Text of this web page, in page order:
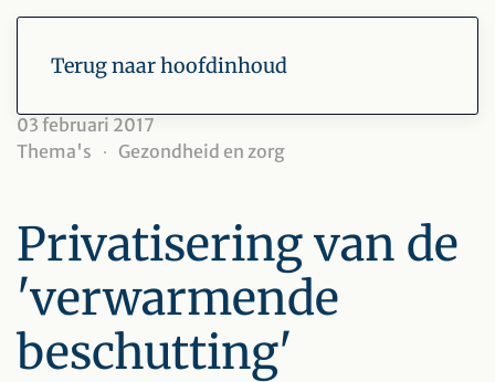
Terug naar hoofdinhoud
03 februari 2017
Thema's
Gezondheid en zorg
Privatisering van de
'verwarmende
beschutting'